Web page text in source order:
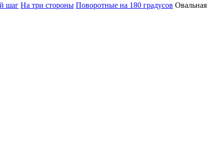
шаг На три стороны Поворотные на 180 градусов Овальная